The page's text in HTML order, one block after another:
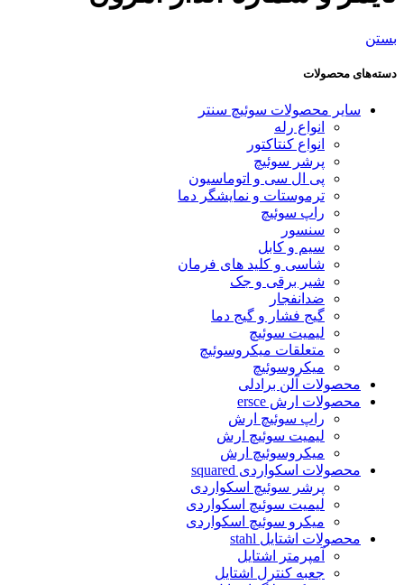
بستن
دسته‌های محصولات
سایر محصولات سوئیچ سنتر
انواع رله
انواع کنتاکتور
پرشر سوئیچ
پی ال سی و اتوماسیون
ترموستات و نمایشگر دما
راپ سوئیچ
سنسور
سیم و کابل
شاسی و کلید های فرمان
شیر برقی و جک
ضدانفجار
گیج فشار و گیج دما
لیمیت سوئیچ
متعلقات میکروسوئیچ
میکروسوئیچ
محصولات آلن برادلی
محصولات ارش ersce
راپ سوئیچ ارش
لیمیت سوئیچ ارش
میکروسوئیچ ارش
محصولات اسکواردی squared
پرشر سوئیچ اسکواردی
لیمیت سوئیچ اسکواردی
میکرو سوئیچ اسکواردی
محصولات اشتایل stahl
آمپرمتر اشتایل
جعبه کنترل اشتایل